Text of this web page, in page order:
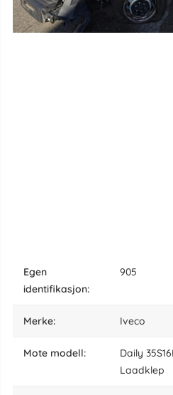
egen
identifikasjon:
905
Merke: Iveco
Mote modell:
Daily
Laadklep